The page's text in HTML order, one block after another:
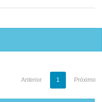
Anterior 1 Próximo